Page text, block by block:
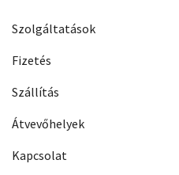
Szolgáltatások
Fizetés
Szállítás
Átvevőhelyek
Kapcsolat